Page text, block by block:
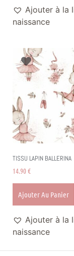
Ajouter à la
naissance
TISSU LAPIN BALLERINA
14.90€
Ajouter Au Panier
Ajouter à la
naissance